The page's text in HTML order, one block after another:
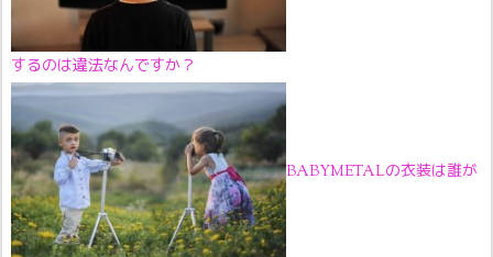
するのは違法なんですか？
BABYMETALの衣装は誰が